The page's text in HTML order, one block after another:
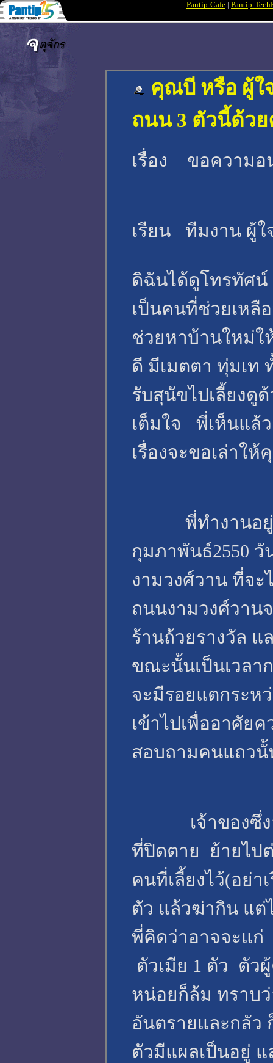
Pantip-Cafe | Pantip-
คุณบี หรือ ผู้ใ
ถนน 3 ตัวนี้ด้ว
เรื่อง ขอความอ
เรียน ทีมงาน ผู้ใ
ดิฉันได้ดูโทรทัศน์
เป็นคนที่ช่วยเหลื
ช่วยหาบ้านใหม่
ดี มีเมตตา ทุ่มเท
รับสุนัขไปเลี้ยงดู
เต็มใจ พี่เห็นแล้
เรื่องจะขอเล่า
พี่ทำงานอยู่แถ
กุมภาพันธ์2550
งามวงศ์วาน ที่จะ
ถนนงามวงศ์วาน
ร้านถ้วยรางวัล
ขณะนั้นเป็นเวลา
จะมีรอยแตกระห
เข้าไปเพื่ออาศัย
สอบถามคนแถวนั้
เจ้าของซึ่งอยู่
ที่ปิดตาย ย้ายไป
คนที่เลี้ยงไว้(อย่า
ตัว แล้วฆ่ากิน แต่
พี่คิดว่าอาจจะแก่
ตัวเมีย 1 ตัว ตัว
หน่อยก็ล้ม ทราบ
อันตรายและกลัว
ตัวมีแผลเป็นอยู่